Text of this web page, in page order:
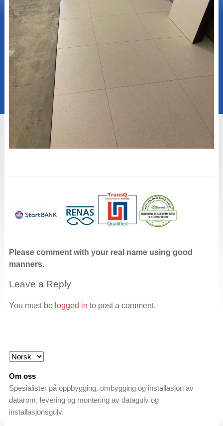
Please comment with your real name using good
manners.
Leave a Reply
You must be logged in to post a comment.
Om oss
Spesialister på oppbygging, ombygging og installasjon av
datarom, levering og montering av datagulv og
installasjonsgulv.